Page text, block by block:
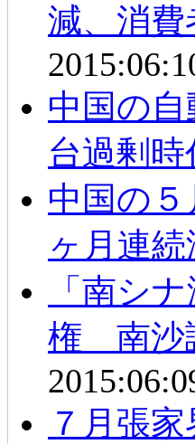
減、消
中国の
台過剰時
中国の
ヶ月連続
「南シ
権 南沙
７月張